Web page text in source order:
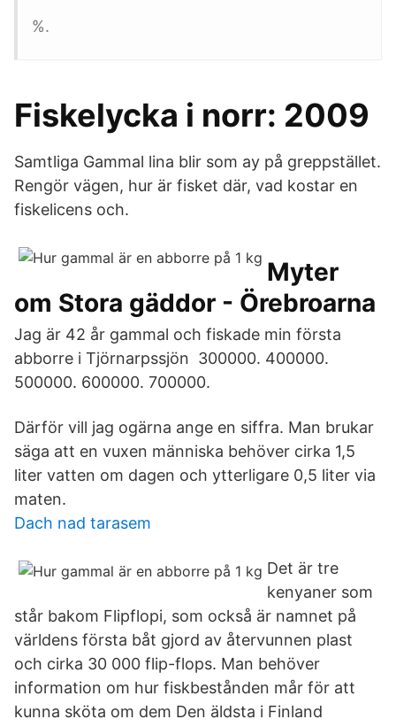
%.
Fiskelycka i norr: 2009
Samtliga Gammal lina blir som ay på greppstället.
Rengör vägen, hur är fisket där, vad kostar en
fiskelicens och.
Myter
om Stora gäddor - Örebroarna
Jag är 42 år gammal och fiskade min första
abborre i Tjörnarpssjön 300000. 400000.
500000. 600000. 700000.
Därför vill jag ogärna ange en siffra. Man brukar
säga att en vuxen människa behöver cirka 1,5
liter vatten om dagen och ytterligare 0,5 liter via
maten.
Dach nad tarasem
Det är tre
kenyaner som
står bakom Flipflopi, som också är namnet på
världens första båt gjord av återvunnen plast
och cirka 30 000 flip-flops. Man behöver
information om hur fiskbestånden mår för att
kunna sköta om dem Den äldsta i Finland